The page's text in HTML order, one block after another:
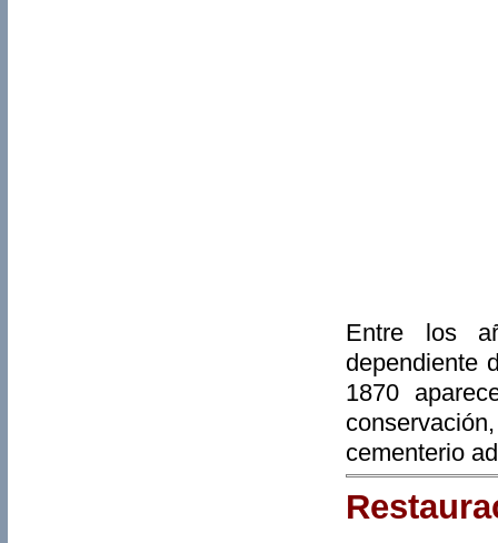
Entre los
dependiente
1870
cementerio